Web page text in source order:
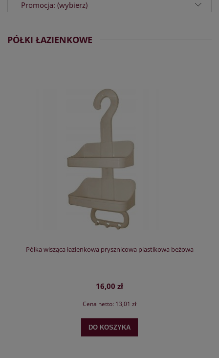
Promocja: (wybierz)
PÓŁKI ŁAZIENKOWE
Półka wisząca łazienkowa prysznicowa plastikowa beżowa
16,00 zł
Cena netto: 13,01 zł
DO KOSZYKA